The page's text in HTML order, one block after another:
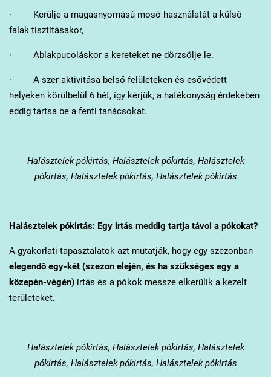
· Kerülje a magasnyomású mosó használatát a külső
falak tisztításakor,
· Ablakpucoláskor a kereteket ne dörzsölje le.
· A szer aktivitása belső felületeken és esővédett
helyeken körülbelül 6 hét, így kérjük, a hatékonyság érdekében
eddig tartsa be a fenti tanácsokat.
Halásztelekpókirtás, Halásztelek pókirtás, Halásztelek
pókirtás, Halásztelek pókirtás, Halásztelek pókirtás
Halásztelekpókirtás: Egy irtás meddig tartja távol a pókokat?
A gyakorlati tapasztalatok azt mutatják, hogy egy szezonban
elegendő egy-két (szezon elején, és ha szükséges egy a
közepén-végén)irtás és a pókok messze elkerülik a kezelt
területeket.
Halásztelekpókirtás, Halásztelek pókirtás, Halásztelek
pókirtás, Halásztelek pókirtás, Halásztelek pókirtás